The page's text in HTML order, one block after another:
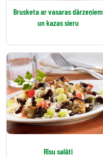
Brusketa ar vasaras dārzeņiem
un kazas sieru
Rīsu salāti